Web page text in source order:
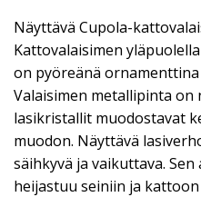
Näyttävä Cupola-
Kattovalaisimen
on pyöreänä
Valaisimen metallipinta
lasikristallit muodostavat
muodon. Näyttävä
säihkyvä ja vaikuttava.
heijastuu seiniin ja